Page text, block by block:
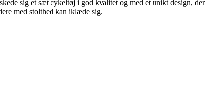
sig et sæt cykeltøj i god kvalitet og med et unikt design,
med stolthed kan iklæde sig.